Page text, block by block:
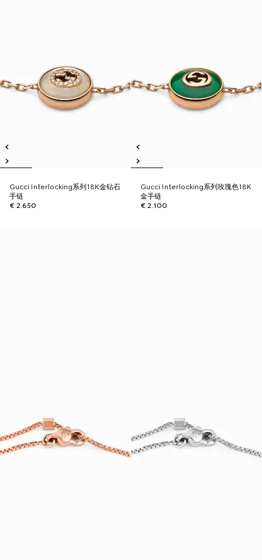
Gucci Interlocking系列18K金钻石
手链
€ 2.650
Gucci Interlocking系列玫瑰色18K
金手链
€ 2.100